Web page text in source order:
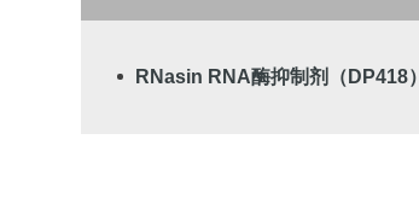
RNasin RNA酶抑制剂（DP418）